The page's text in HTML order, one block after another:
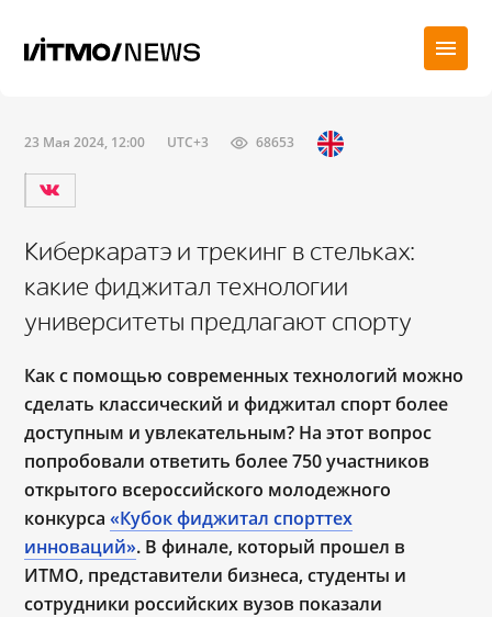
23 Мая 2024, 12:00 UTC+3 68653
Киберкаратэ и трекинг в стельках:
какие фиджитал технологии
университеты предлагают спорту
Как с помощью современных технологий можно
сделать классический и фиджитал спорт более
доступным и увлекательным? На этот вопрос
попробовали ответить более 750 участников
открытого всероссийского молодежного
конкурса«Кубок фиджитал спорттех
инноваций». В финале, который прошел в
ИТМО, представители бизнеса, студенты и
сотрудники российских вузов показали